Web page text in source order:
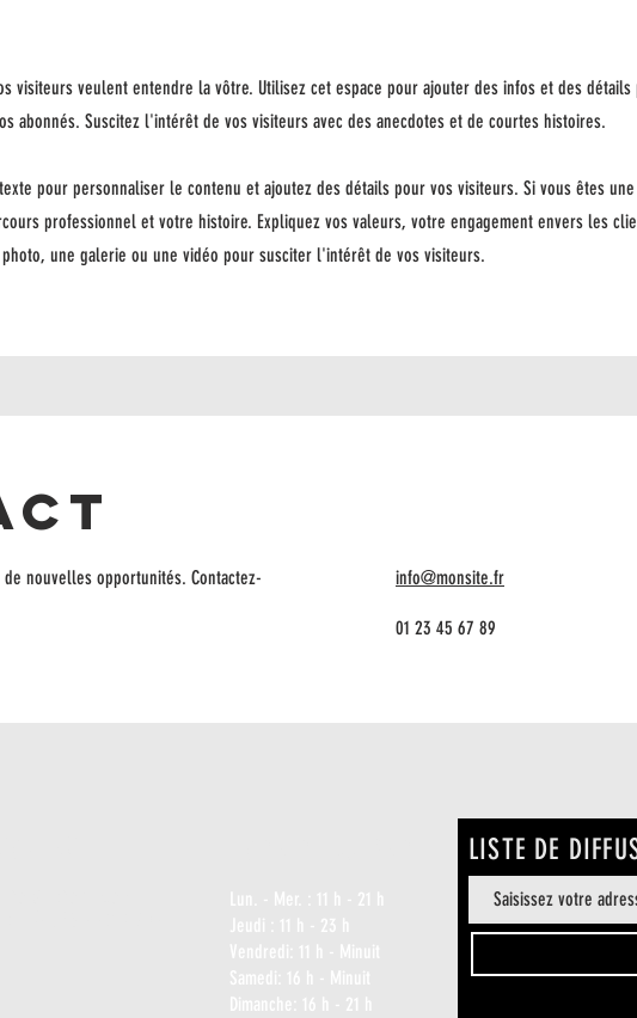
visiteurs veulent entendre la vôtre. Utilisez cet espace pour ajouter des infos et des détails
abonnés. Suscitez l'intérêt de vos visiteurs avec des anecdotes et de courtes histoires.
pour personnaliser le contenu et ajoutez des détails pour vos visiteurs. Si vous êtes
professionnel et votre histoire. Expliquez vos valeurs, votre engagement envers les
une galerie ou une vidéo pour susciter l'intérêt de vos visiteurs.
nouvelles opportunités. Contactez-
info@monsite.fr
01 23 45 67 89
LISTE DE